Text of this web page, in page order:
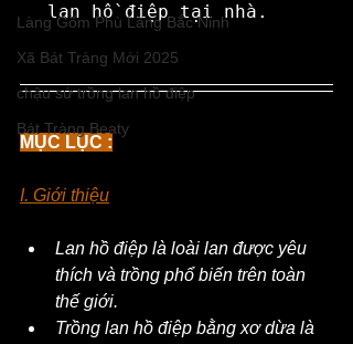
Làng Gốm Phù Lãng Bắc Ninh
Xã Bát Tràng Mới 2025
chậu sứ trồng lan hồ điệp
Bát Tràng Beaty
lan hồ điệp tại nhà.
MỤC LỤC :
I. Giới thiệu
Lan hồ điệp là loài lan được yêu
thích và trồng phổ biến trên toàn
thế giới.
Trồng lan hồ điệp bằng xơ dừa là